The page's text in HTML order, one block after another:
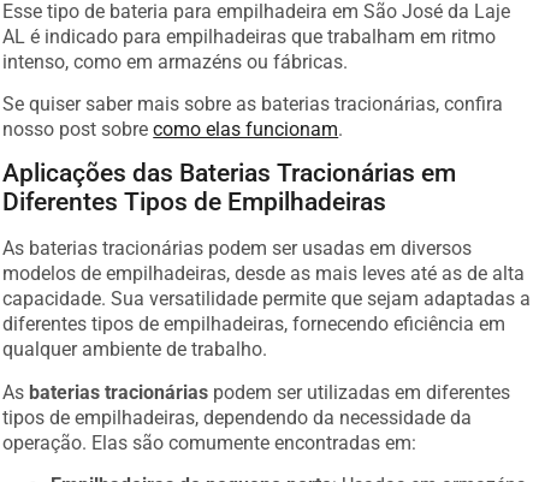
AL é indicado para empilhadeiras que trabalham em ritmo
intenso, como em armazéns ou fábricas.
nosso post sobrecomo elas funcionam.
Aplicações das Baterias Tracionárias em
Diferentes Tipos de Empilhadeiras
modelos de empilhadeiras, desde as mais leves até as de alta
capacidade. Sua versatilidade permite que sejam adaptadas a
diferentes tipos de empilhadeiras, fornecendo eficiência em
qualquer ambiente de trabalho.
tipos de empilhadeiras, dependendo da necessidade da
operação. Elas são comumente encontradas em: